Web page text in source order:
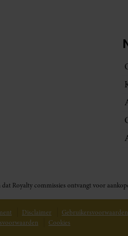
Royalty commissies ontvangt voor
Disclaimer Gebruikersvoorwaarden
Cookies